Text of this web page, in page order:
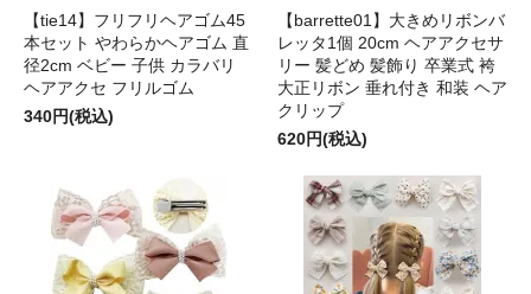
【tie14】フリフリヘアゴム45
本セット やわらかヘアゴム 直
径2cm ベビー 子供 カラバリ
ヘアアクセ フリルゴム
340円(税込)
【barrette01】大きめリボンバ
レッタ1個 20cm ヘアアクセサ
リー 髪どめ 髪飾り 卒業式 袴
大正リボン 垂れ付き 和装 ヘア
クリップ
620円(税込)